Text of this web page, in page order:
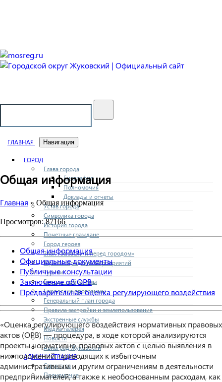
ГЛАВНАЯ Навигация
ГОРОД
Глава города
Биография
Полномочия
Доклады и отчеты
Устав города
Символика города
История города
Почетные граждане
Город героев
Знак «За заслуги перед городом»
Афиша городских мероприятий
Туризм
Города-побратимы
Городские программы
Генеральный план города
Правила застройки и землепользования
Экстренные службы
Медиа галерея
Новости
Авиаград Жуковский
АДМИНИСТРАЦИЯ
Структура
Полномочия
Общая информация
Главная » Общая информация
Просмотров: 87166
Общая информация
Официальные документы
Публичные консультации
Заключение об ОРВ
Предварительная оценка регулирующего воздействия
«Оценка регулирующего воздействия нормативных правовых
актов (ОРВ) — процедура, в ходе которой анализируются
проекты нормативно-правовых актов с целью выявления в
них положений, приводящих к избыточным
административным и другим ограничениям в деятельности
предпринимателей, а также к необоснованным расходам, как